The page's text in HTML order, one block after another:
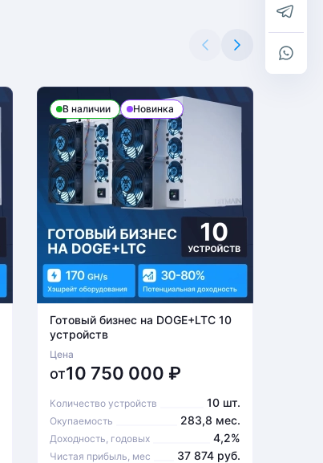
В наличии Новинка
Готовый бизнес на DOGE+LTC 10
устройств
Цена
от10 750 000 ₽
Количество устройств 10 шт.
Окупаемость 283,8 мес.
Доходность, годовых 4,2%
Чистая прибыль, мес 37 874 руб.